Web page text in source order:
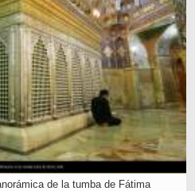
de la tumba de Fátima